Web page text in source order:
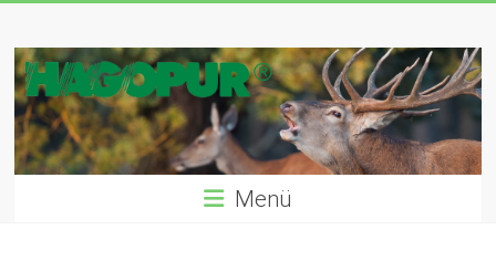
springen
Hagopur.de
|
Ihr
Profi
Menü